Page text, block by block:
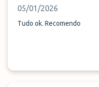
05/01/2026
Tudo ok. Recomendo